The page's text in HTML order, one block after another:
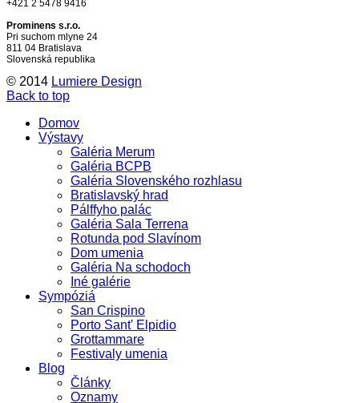
+421 2 5478 9416
Prominens s.r.o.
Pri suchom mlyne 24
811 04 Bratislava
Slovenská republika
© 2014 Lumiere Design
Back to top
Domov
Výstavy
Galéria Merum
Galéria BCPB
Galéria Slovenského rozhlasu
Bratislavský hrad
Pálffyho palác
Galéria Sala Terrena
Rotunda pod Slavínom
Dom umenia
Galéria Na schodoch
Iné galérie
Sympóziá
San Crispino
Porto Sant' Elpidio
Grottammare
Festivaly umenia
Blog
Články
Oznamy